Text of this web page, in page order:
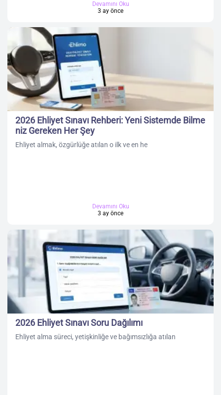
Devamını Oku
3 ay önce
2026 Ehliyet Sınavı Rehberi: Yeni Sistemde Bilme
niz Gereken Her Şey
Ehliyet almak, özgürlüğe atılan o ilk ve en he
Devamını Oku
3 ay önce
2026 Ehliyet Sınavı Soru Dağılımı
Ehliyet alma süreci, yetişkinliğe ve bağımsızlığa atılan